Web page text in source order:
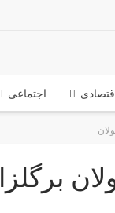
اقتصادی اجتماعی